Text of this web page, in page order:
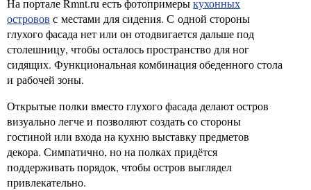
На портале Rmnt.ru есть фотопримерыкухонных
островов с местами для сидения. С одной стороны
глухого фасада нет или он отодвигается дальше под
столешницу, чтобы осталось пространство для ног
сидящих. Функциональная комбинация обеденного стола
и рабочей зоны.
Открытые полки вместо глухого фасада делают остров
визуально легче и позволяют создать со стороны
гостиной или входа на кухню выставку предметов
декора. Симпатично, но на полках придётся
поддерживать порядок, чтобы остров выглядел
привлекательно.